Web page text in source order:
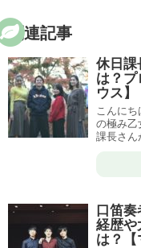
関連記事
休日課
は？プ
ウス】
こんに
の極み乙
課長さん
口笛
経歴や
は？【